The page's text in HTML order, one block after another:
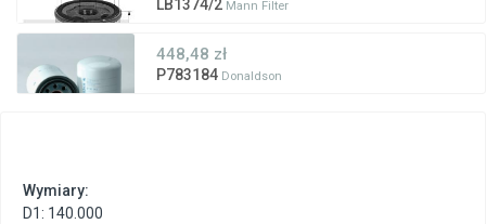
LB1374/2 Mann Filter
448,48 zł
P783184 Donaldson
Wymiary:
D1: 140.000